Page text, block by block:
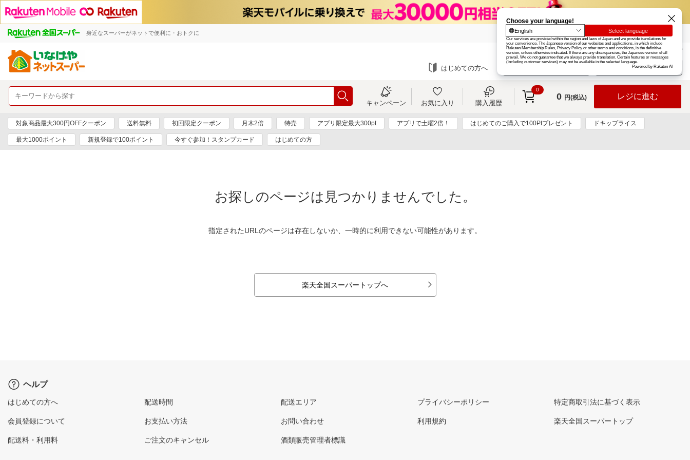
身近なスーパーがネットで便利に・おトクに 楽天グループ カード
お知らせ ヘルプ
はじめての方へ ログイン
キャンペーン お気に入り 購入履歴
0
0 円(税込) レジに進む
対象商品最大300円OFFクーポン 送料無料 初回限定クーポン 月木2倍 特売 アプリ限定最大300pt アプリで土曜2倍！ はじめてのご購入で100Ptプレゼント ドキップライス
最大1000ポイント 新規登録で100ポイント 今すぐ参加！スタンプカード はじめての方
お探しのページは見つかりませんでした。
指定されたURLのページは存在しないか、一時的に利用できない可能性があります。
楽天全国スーパートップへ
ヘルプ
はじめての方へ
会員登録について
配送料・利用料
配送時間
お支払い方法
ご注文のキャンセル
配送エリア
お問い合わせ
酒類販売管理者標識
プライバシーポリシー
利用規約
特定商取引法に基づく表示
楽天全国スーパートップ